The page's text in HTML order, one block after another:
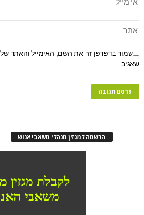
זה את השם, האימייל והאתר שלי לפעם הבאה
הרשמה למגזין מנהלי משאבי אנוש